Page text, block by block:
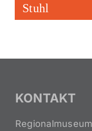
Stuhl
KONTAKT